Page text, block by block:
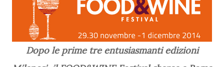
Dopo le prime tre entusiasmanti edizioni